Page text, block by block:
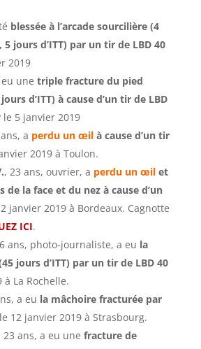
blessée à l’arcade sourcilière (4
jours d’ITT) par un tir de LBD 40
2019
une triple fracture du pied
d’ITT) à cause d’un tir de LBD
5 janvier 2019
a perdu un œilà cause d’un tir
2019 à Toulon.
, 23 ans, ouvrier, a perdu un œilet
de la face et du nez à cause d’un
janvier 2019 à Bordeaux. Cagnotte
ICI.
ans, photo-journaliste, a eu la
jours d’ITT) par un tir de LBD 40
La Rochelle.
a eu la mâchoire fracturée par
12 janvier 2019 à Strasbourg.
23 ans, a eu une fracture de